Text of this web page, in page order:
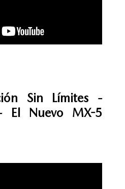
Sin Límites -
El Nuevo MX-5